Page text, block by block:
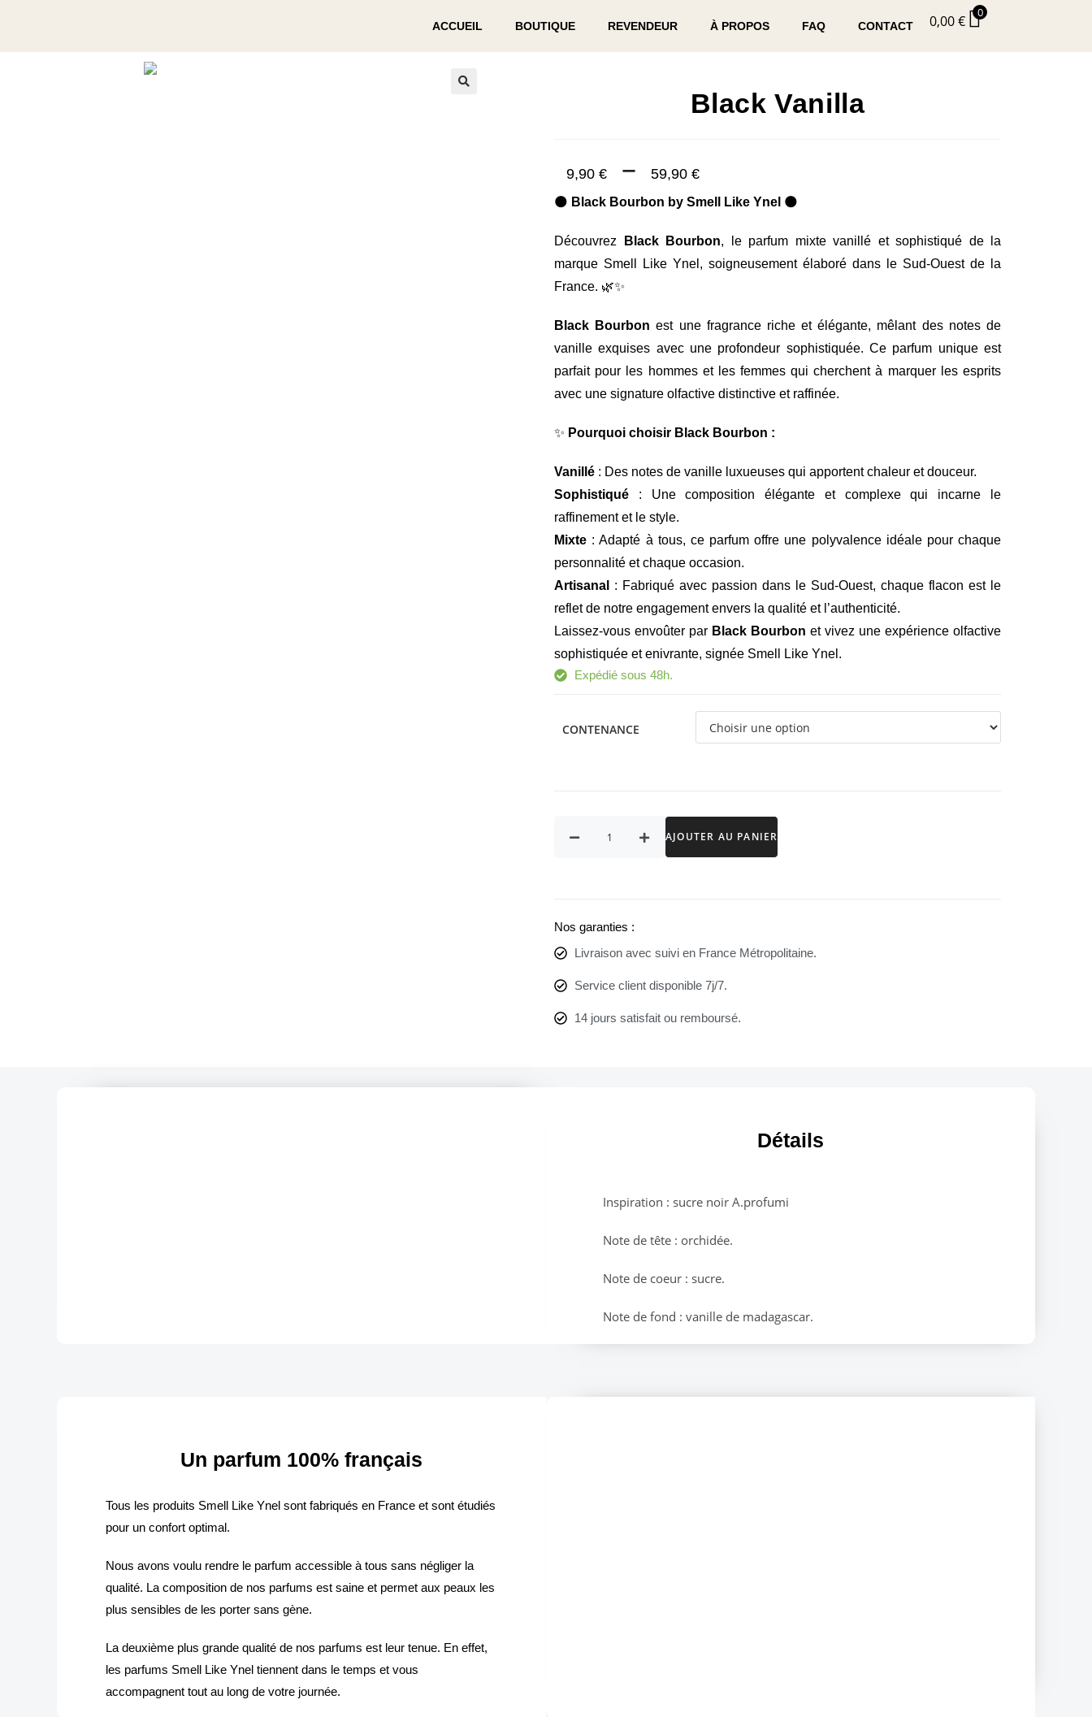
ACCUEIL BOUTIQUE REVENDEUR À PROPOS FAQ CONTACT 0,00€ 0
Black Vanilla
9,90 € – 59,90 €
🌑 Black Bourbon by Smell Like Ynel 🌑
Découvrez Black Bourbon, le parfum mixte vanillé et sophistiqué de la
marque Smell Like Ynel, soigneusement élaboré dans le Sud-Ouest de la
France. 🌿✨
Black Bourbon est une fragrance riche et élégante, mêlant des notes de
vanille exquises avec une profondeur sophistiquée. Ce parfum unique est
parfait pour les hommes et les femmes qui cherchent à marquer les esprits
avec une signature olfactive distinctive et raffinée.
✨ Pourquoi choisir Black Bourbon :
Vanillé : Des notes de vanille luxueuses qui apportent chaleur et douceur.
Sophistiqué : Une composition élégante et complexe qui incarne le
raffinement et le style.
Mixte : Adapté à tous, ce parfum offre une polyvalence idéale pour chaque
personnalité et chaque occasion.
Artisanal
: Fabriqué avec passion dans le Sud-Ouest, chaque flacon est le
reflet de notre engagement envers la qualité et l’authenticité.
Laissez-vous envoûter par Black Bourbon et vivez une expérience olfactive
sophistiquée et enivrante, signée Smell Like Ynel.
Expédié sous 48h.
CONTENANCE
AJOUTER AU PANIER
Nos garanties :
Livraison avec suivi en France Métropolitaine.
Service client disponible 7j/7.
14 jours satisfait ou remboursé.
Détails
Inspiration : sucre noir A.profumi
Note de tête : orchidée.
Note de coeur : sucre.
Note de fond : vanille de madagascar.
Un parfum 100% français
Tous les produits Smell Like Ynel sont fabriqués en France et sont étudiés
pour un confort optimal.
Nous avons voulu rendre le parfum accessible à tous sans négliger la
qualité. La composition de nos parfums est saine et permet aux peaux les
plus sensibles de les porter sans gène.
La deuxième plus grande qualité de nos parfums est leur tenue. En effet,
les parfums Smell Like Ynel tiennent dans le temps et vous
accompagnent tout au long de votre journée.